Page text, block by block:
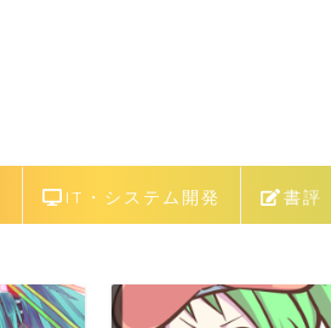
IT・システム開発 書評